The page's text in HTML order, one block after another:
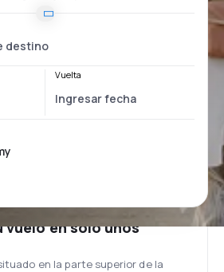
Vuelta
vuelo en solo unos
en la parte superior de la